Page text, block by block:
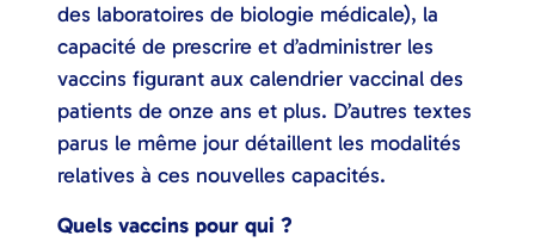
des laboratoires de biologie médicale), la
capacité de prescrire et d’administrer les
vaccins figurant aux calendrier vaccinal des
patients de onze ans et plus. D’autres textes
parus le même jour détaillent les modalités
relatives à ces nouvelles capacités.
Quels vaccins pour qui ?